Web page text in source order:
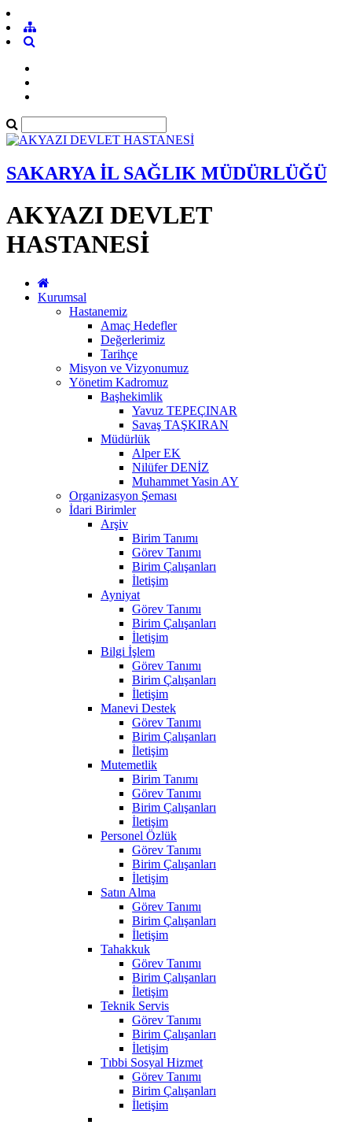
SAKARYA İL SAĞLIK MÜDÜRLÜĞÜ
AKYAZI DEVLET
HASTANESİ
Kurumsal
Hastanemiz
Amaç Hedefler
Değerlerimiz
Tarihçe
Misyon ve Vizyonumuz
Yönetim Kadromuz
Başhekimlik
Yavuz TEPEÇINAR
Savaş TAŞKIRAN
Müdürlük
Alper EK
Nilüfer DENİZ
Muhammet Yasin AY
Organizasyon Şeması
İdari Birimler
Arşiv
Birim Tanımı
Görev Tanımı
Birim Çalışanları
İletişim
Ayniyat
Görev Tanımı
Birim Çalışanları
İletişim
Bilgi İşlem
Görev Tanımı
Birim Çalışanları
İletişim
Manevi Destek
Görev Tanımı
Birim Çalışanları
İletişim
Mutemetlik
Birim Tanımı
Görev Tanımı
Birim Çalışanları
İletişim
Personel Özlük
Görev Tanımı
Birim Çalışanları
İletişim
Satın Alma
Görev Tanımı
Birim Çalışanları
İletişim
Tahakkuk
Görev Tanımı
Birim Çalışanları
İletişim
Teknik Servis
Görev Tanımı
Birim Çalışanları
İletişim
Tıbbi Sosyal Hizmet
Görev Tanımı
Birim Çalışanları
İletişim